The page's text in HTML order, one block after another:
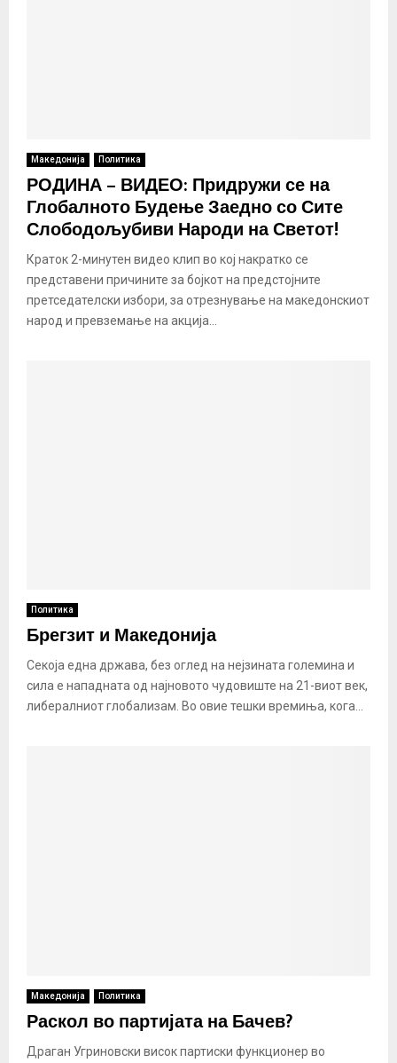
Македонија Политика
РОДИНА – ВИДЕО: Придружи се на
Глобалното Будење Заедно со Сите
Слободољубиви Народи на Светот!
Краток 2-минутен видео клип во кој накратко се
представени причините за бојкот на предстојните
претседателски избори, за отрезнување на македонскиот
народ и превземање на акција...
Политика
Брегзит и Македонија
Секоја една држава, без оглед на нејзината големина и
сила е нападната од најновото чудовиште на 21-виот век,
либералниот глобализам. Во овие тешки времиња, кога...
Македонија Политика
Раскол во партијата на Бачев?
Драган Угриновски висок партиски функционер во